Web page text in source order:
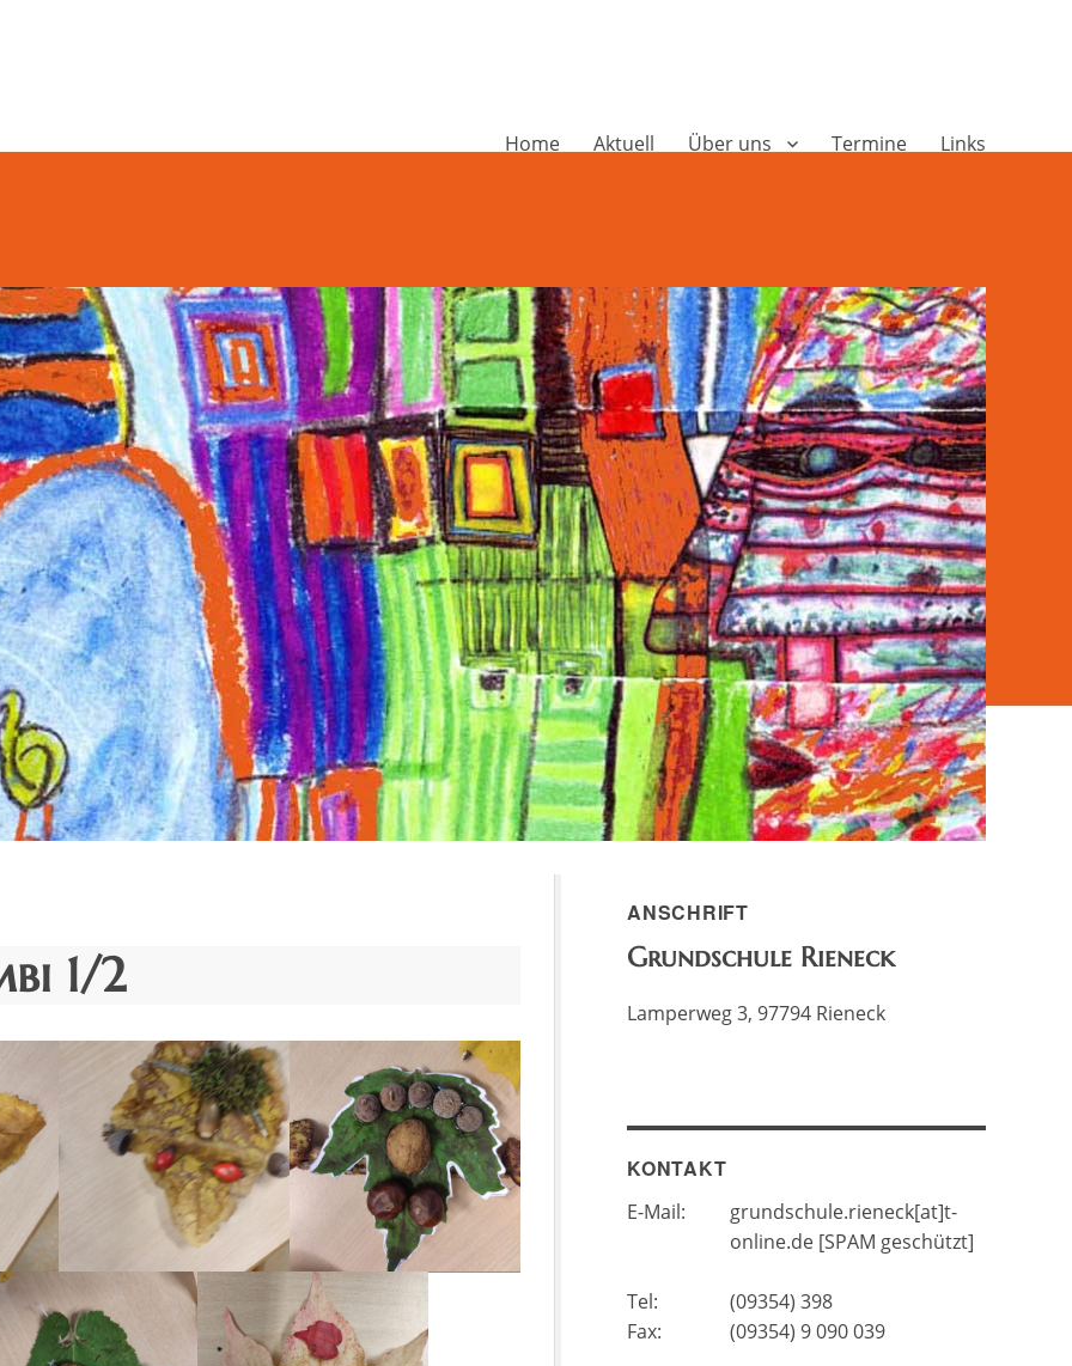
Rieneck
Home Aktuell Über uns Termine Links
1/2
ANSCHRIFT
Grundschule Rieneck
Lamperweg 3, 97794 Rieneck
KONTAKT
E-Mail:
grundschule.rieneck[at]t-
online.de [SPAM geschützt]
Tel:
(09354) 398
Fax:
(09354) 9 090 039